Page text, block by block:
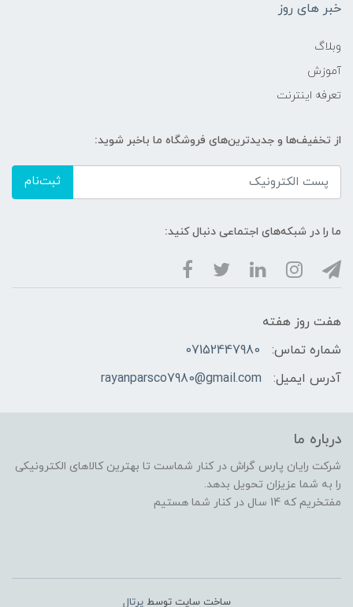
خبر های روز
وبلاگ
آموزش
تعرفه اینترنت
از تخفیف‌ها و جدیدترین‌های فروشگاه ما باخبر شوید:
ثبت‌نام
ما را در شبکه‌های اجتماعی دنبال کنید:
هفت روز هفته
شماره تماس:
07152447980
آدرس ایمیل:
rayanparsco7980@gmail.com
درباره ما
شرکت رایان پارس گراش در کنار شماست تا بهترین کالاهای الکترونیکی
را به شما عزیزان تحویل بدهد.
مفتخریم که 14 سال در کنار شما هستیم
ساخت سایت توسطپرتال